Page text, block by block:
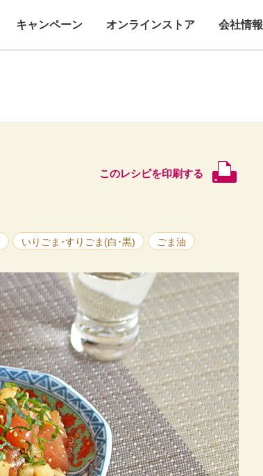
キャンペーン オンラインストア 会社情報
このレシピを印刷する
いりごま･すりごま(白･黒) ごま油